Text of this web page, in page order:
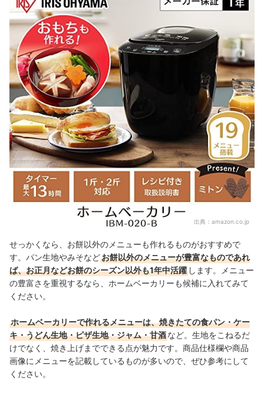
出典： amazon.co.jp
せっかくなら、お餅以外のメニューも作れるものがおすすめで
す。パン生地やみそなどお餅以外のメニューが豊富なものであれ
ば、お正月などお餅のシーズン以外も1年中活躍 します。メニュー
の豊富さを重視するなら、ホームベーカリーも候補に入れてみて
ください。
ホームベーカリーで作れるメニューは、焼きたての食パン・ケー
キ・うどん生地・ピザ生地・ジャム・甘酒など。生地をこねるだ
けでなく、焼き上げまでできる点が魅力です。商品仕様欄や商品
画像にメニューを記載しているものが多いので、ぜひ参考にして
ください。